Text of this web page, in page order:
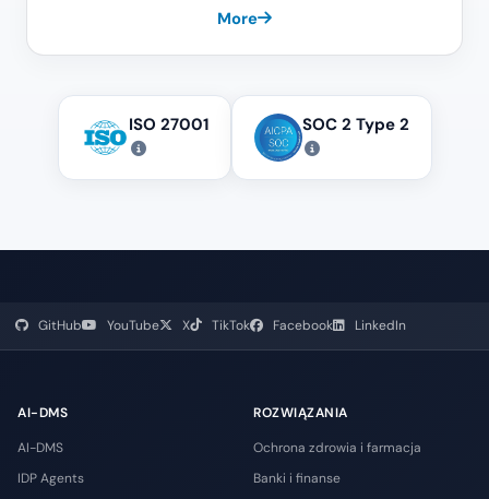
More
ISO 27001 SOC 2 Type 2
GitHub YouTube X TikTok Facebook LinkedIn
AI-DMS
AI-DMS
IDP Agents
ROZWIĄZANIA
Ochrona zdrowia i farmacja
Banki i finanse